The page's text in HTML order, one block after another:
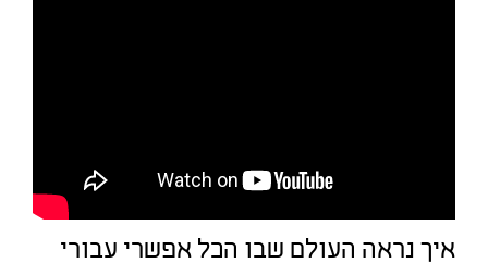
איך נראה העולם שבו הכל אפשרי עבורי